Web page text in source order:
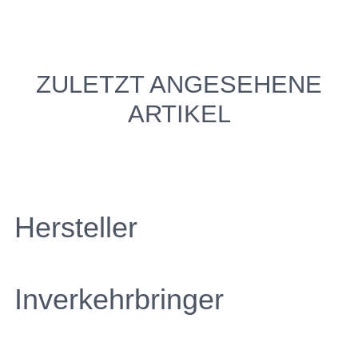
ZULETZT ANGESEHENE
ARTIKEL
Hersteller
Inverkehrbringer